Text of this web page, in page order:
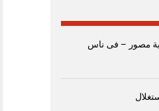
مصور – فى ناس